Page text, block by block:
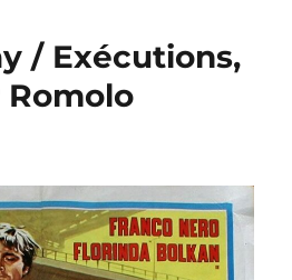
/ Exécutions,
Romolo